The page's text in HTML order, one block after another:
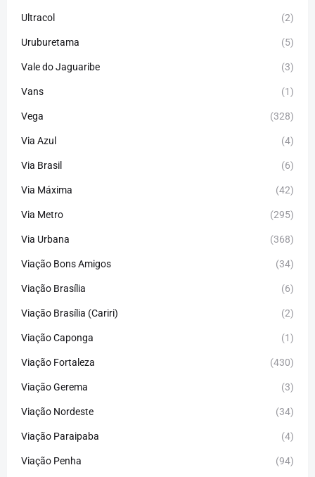
Ultracol (2)
Uruburetama (5)
Vale do Jaguaribe (3)
Vans (1)
Vega (328)
Via Azul (4)
Via Brasil (6)
Via Máxima (42)
Via Metro (295)
Via Urbana (368)
Viação Bons Amigos (34)
Viação Brasília (6)
Viação Brasília (Cariri) (2)
Viação Caponga (1)
Viação Fortaleza (430)
Viação Gerema (3)
Viação Nordeste (34)
Viação Paraipaba (4)
Viação Penha (94)